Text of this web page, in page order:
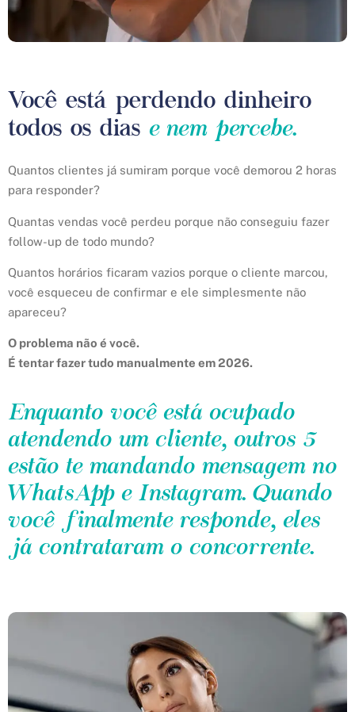
Você está perdendo dinheiro
todos os dias e nem percebe.
Quantos clientes já sumiram porque você demorou 2 horas
para responder?
Quantas vendas você perdeu porque não conseguiu fazer
follow-up de todo mundo?
Quantos horários ficaram vazios porque o cliente marcou,
você esqueceu de confirmar e ele simplesmente não
apareceu?
O problema não é você.
É tentar fazer tudo manualmente em 2026.
Enquanto você está ocupado
atendendo um cliente, outros 5
estão te mandando mensagem no
WhatsApp e Instagram. Quando
você finalmente responde, eles
já contrataram o concorrente.